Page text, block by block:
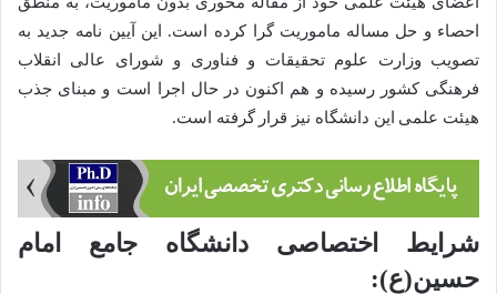
احصاء و حل مساله ماموریت گرا کرده است. این آیین نامه جدید به
تصویب وزارت علوم تحقیقات و فناوری و شورای عالی انقلاب
فرهنگی کشور رسیده و هم اکنون در حال اجرا است و مبنای جذب
هیئت علمی این دانشگاه نیز قرار گرفته است.
شرایط اختصاصی دانشگاه جامع امام
حسین(ع):